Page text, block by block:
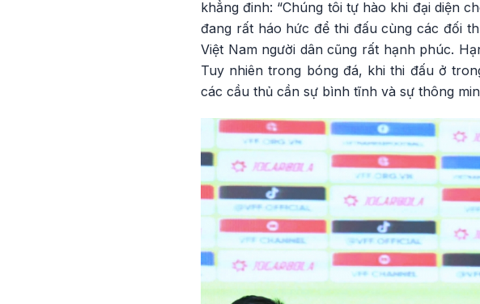
khẳng đinh: “Chúng tôi tự hào khi đại diện
đang rất háo hức để thi đấu cùng các đối
Việt Nam người dân cũng rất hạnh phúc.
Tuy nhiên trong bóng đá, khi thi đấu ở
các cầu thủ cần sự bình tĩnh và sự thông